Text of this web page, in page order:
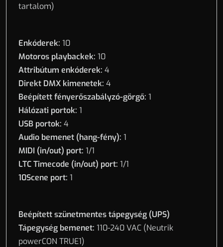
tartalom)
Enkóderek: 10
Motoros playbackek: 10
Attribútum enkóderek: 4
Direkt DMX kimenetek: 4
Beépített fényerőszabályzó-görgő: 1
Hálózati portok: 1
USB portok: 4
Audio bemenet (hang-fény): 1
MIDI (in/out) port: 1/1
LTC Timecode (in/out) port: 1/1
10Scene port: 1
Beépített szünetmentes tápegység (UPS)
Tápegység bemenet: 110-240 VAC (Neutrik
powerCON TRUE1)